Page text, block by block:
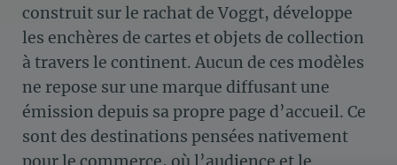
construit sur le rachat de Voggt, développe
les enchères de cartes et objets de collection
à travers le continent. Aucun de ces modèles
ne repose sur une marque diffusant une
émission depuis sa propre page d’accueil. Ce
sont des destinations pensées nativement